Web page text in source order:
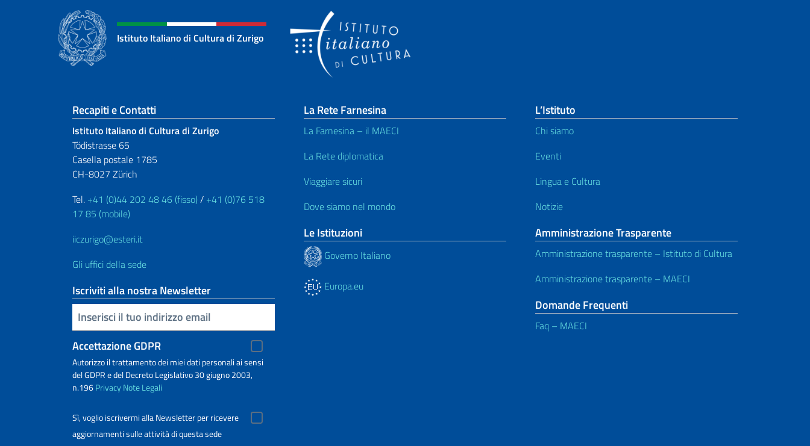
Istituto Italiano di Cultura di Zurigo
Sezione footer
Recapiti e Contatti
Istituto Italiano di Cultura di Zurigo
Tödistrasse 65
Casella postale 1785
CH-8027 Zürich
Tel. +41 (0)44 202 48 46 (fisso) / +41 (0)76 518
17 85 (mobile)
iiczurigo@esteri.it
Gli uffici della sede
Iscriviti alla nostra Newsletter
Inserisci la tua email
Accettazione GDPR
Autorizzo il trattamento dei miei dati personali ai sensi
del GDPR e del Decreto Legislativo 30 giugno 2003,
n.196PrivacyNote Legali
Sì, voglio iscrivermi alla Newsletter per ricevere
aggiornamenti sulle attività di questa sede
La Rete Farnesina
La Farnesina – il MAECI
La Rete diplomatica
Viaggiare sicuri
Dove siamo nel mondo
Le Istituzioni
Governo Italiano
Europa.eu
L’Istituto
Chi siamo
Eventi
Lingua e Cultura
Notizie
Amministrazione Trasparente
Amministrazione trasparente – Istituto di Cultura
Amministrazione trasparente – MAECI
Domande Frequenti
Faq – MAECI